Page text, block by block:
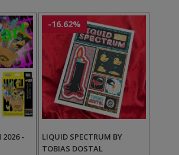
2026 -
-16.62%
LIQUID SPECTRUM BY
TOBIAS DOSTAL